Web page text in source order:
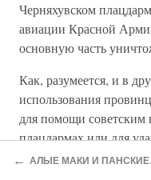
Черняхувском
авиации Красной
основную часть
Как, разумеется, и в
использования
для помощи советским
плацдармах или для
коммуникациям,
←